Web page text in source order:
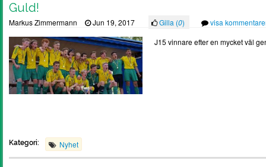
Guld!
Markus Zimmermann Jun 19, 2017 Gilla (0)
visa
J15 vinnare efter en mycket väl
Kategori: Nyhet